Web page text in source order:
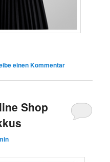
einen Kommentar
Shop